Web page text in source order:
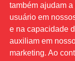
Buscar
por:
também ajudam
usuário em
e na capacidade
auxiliam em
marketing. Ao